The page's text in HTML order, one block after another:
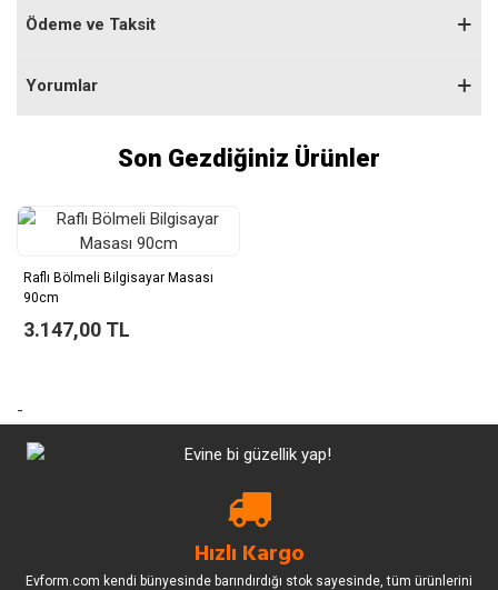
Ödeme ve Taksit
Yorumlar
Son Gezdiğiniz Ürünler
Raflı Bölmeli Bilgisayar Masası
90cm
3.147,00 TL
-
Hızlı Kargo
Evform.com kendi bünyesinde barındırdığı stok sayesinde, tüm ürünlerini